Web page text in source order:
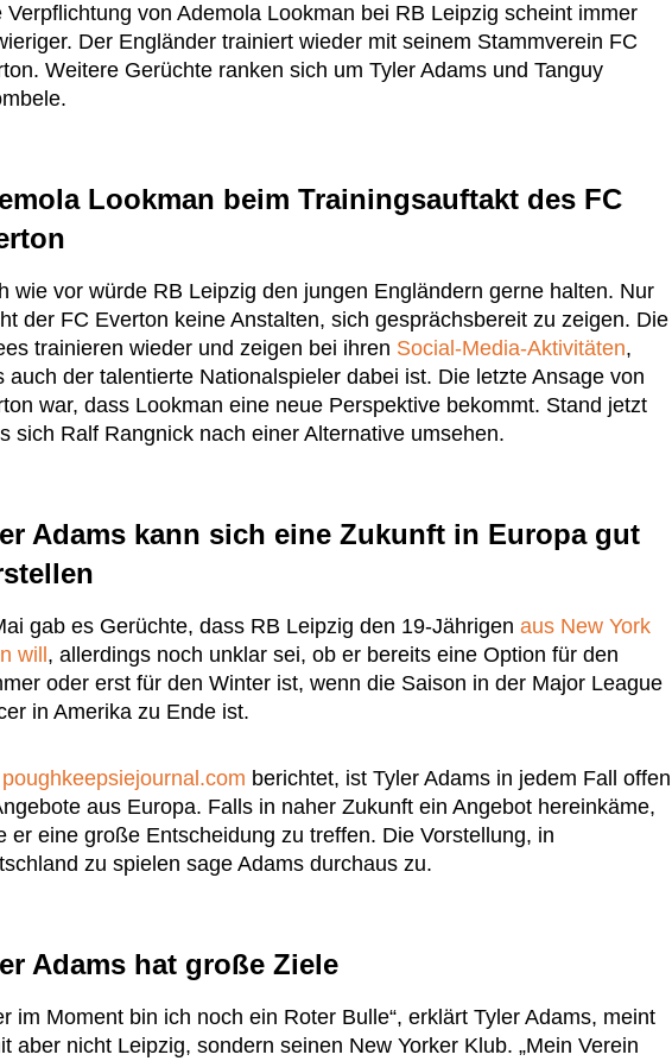
Verpflichtung von Ademola Lookman bei RB Leipzig scheint immer
Der Engländer trainiert wieder mit seinem Stammverein FC
Weitere Gerüchte ranken sich um Tyler Adams und Tanguy
Lookman beim Trainingsauftakt des FC
wie vor würde RB Leipzig den jungen Engländern gerne halten. Nur
der FC Everton keine Anstalten, sich gesprächsbereit zu zeigen. Die
trainieren wieder und zeigen bei ihren Social-Media-Aktivitäten,
auch der talentierte Nationalspieler dabei ist. Die letzte Ansage von
war, dass Lookman eine neue Perspektive bekommt. Stand jetzt
sich Ralf Rangnick nach einer Alternative umsehen.
Adams kann sich eine Zukunft in Europa gut
gab es Gerüchte, dass RB Leipzig den 19-Jährigen aus New York
will , allerdings noch unklar sei, ob er bereits eine Option für den
oder erst für den Winter ist, wenn die Saison in der Major League
in Amerika zu Ende ist.
poughkeepsiejournal.com berichtet, ist Tyler Adams in jedem Fall offen
aus Europa. Falls in naher Zukunft ein Angebot hereinkäme,
er eine große Entscheidung zu treffen. Die Vorstellung, in
zu spielen sage Adams durchaus zu.
Adams hat große Ziele
im Moment bin ich noch ein Roter Bulle“, erklärt Tyler Adams, meint
aber nicht Leipzig, sondern seinen New Yorker Klub. „Mein Verein